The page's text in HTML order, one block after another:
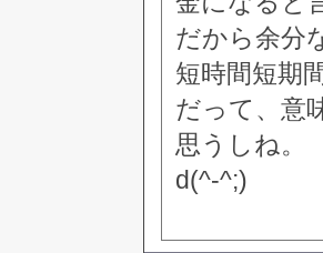
だから余分
短時間短期
だって、意
思うしね。
d(^-^;)